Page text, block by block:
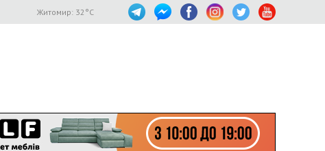
Житомир: 32 °C